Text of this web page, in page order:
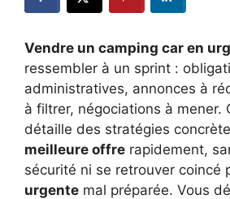
Vendre un camping car en
ressembler à un sprint :
administratives, annonces à
à filtrer, négociations à mener.
détaille des stratégies
meilleure offre rapidement,
sécurité ni se retrouver coincé
urgente mal préparée. Vous